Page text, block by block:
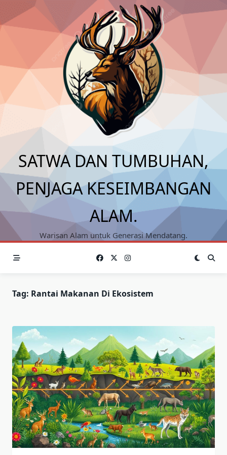
content
SATWA DAN TUMBUHAN,
PENJAGA KESEIMBANGAN
ALAM.
Warisan Alam untuk Generasi Mendatang.
Tag: Rantai Makanan Di Ekosistem